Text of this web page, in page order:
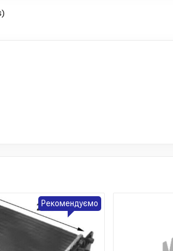
Рекомендуємо